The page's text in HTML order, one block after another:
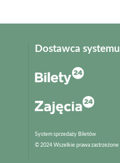
Dostawca systemu
System sprzedaży Biletów
© 2024 Wszelkie prawa zastrzeżone